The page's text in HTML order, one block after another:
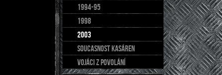
1994-95
1998
2003
soucasnost kasáren
Vojáci z povolání